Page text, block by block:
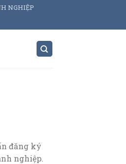
NGHIỆP
đăng ký
nghiệp.